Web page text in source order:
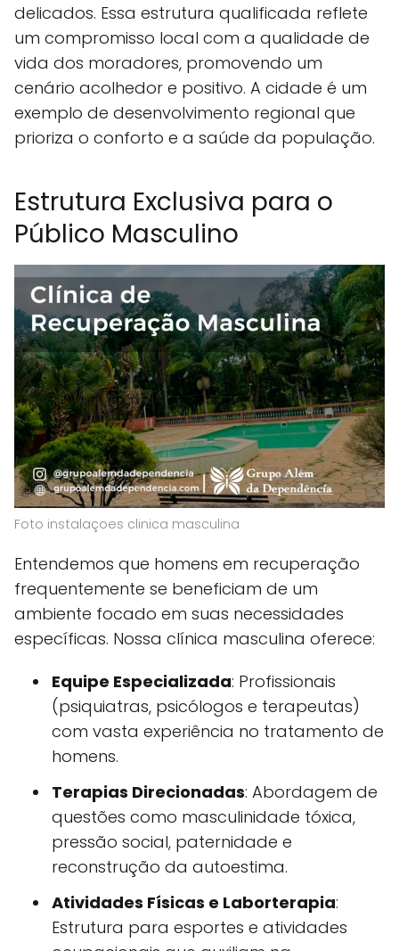
delicados. Essa estrutura qualificada reflete
um compromisso local com a qualidade de
vida dos moradores, promovendo um
cenário acolhedor e positivo. A cidade é um
exemplo de desenvolvimento regional que
prioriza o conforto e a saúde da população.
Estrutura Exclusiva para o
Público Masculino
Foto instalaçoes clinica masculina
Entendemos que homens em recuperação
frequentemente se beneficiam de um
ambiente focado em suas necessidades
específicas. Nossa clínica masculina oferece:
Equipe Especializada: Profissionais
(psiquiatras, psicólogos e terapeutas)
com vasta experiência no tratamento de
homens.
Terapias Direcionadas: Abordagem de
questões como masculinidade tóxica,
pressão social, paternidade e
reconstrução da autoestima.
Atividades Físicas e Laborterapia:
Estrutura para esportes e atividades